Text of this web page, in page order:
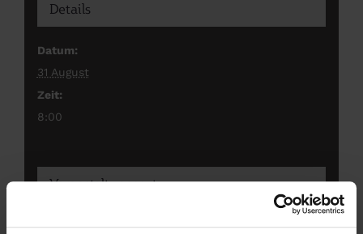
Details
Datum:
31 August
Zeit:
8:00
Veranstaltungsort
Outdoor